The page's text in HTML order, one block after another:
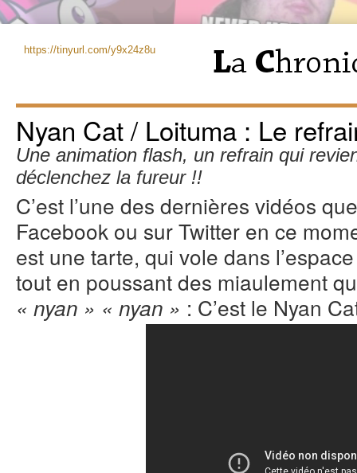
https://tinyurl.com/y9x24z8u
Nyan Cat / Loituma : Le
Une animation flash, un refrain qui
déclenchez la fureur !!
C’est l’une des dernières vidéos
Facebook ou sur Twitter en ce
est une tarte, qui vole dans
tout en poussant des miaulement
« nyan » « nyan » : C’est le Nyan